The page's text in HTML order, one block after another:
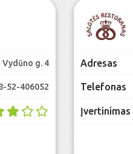
Vydūno g. 4
52-406052
Adresas
Telefonas
Įvertinimas